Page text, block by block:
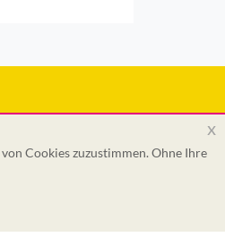
Cookies zuzustimmen. Ohne Ihre
x